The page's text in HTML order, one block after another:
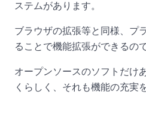
ステムがあります。
ブラウザの拡張等と同様、プ
ることで機能拡張ができるので
オープンソースのソフトだけ
くらしく、それも機能の充実